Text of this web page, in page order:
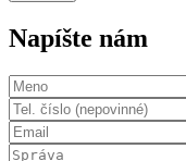
Napíšte nám